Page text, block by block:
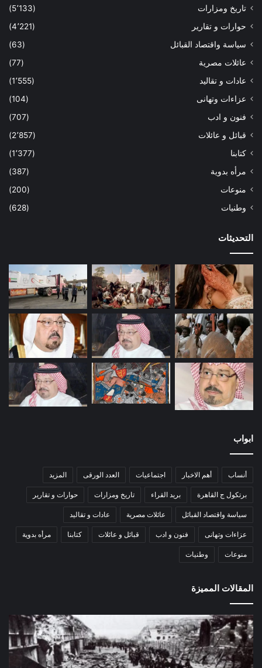
تاريخ ومزارات
(5٬133)
حوارات و تقارير
(4٬221)
سياسة واقتصاد القبائل
(63)
عائلات مصرية
(77)
عادات و تقاليد
(1٬555)
عزاءات وتهانى
(104)
فنون و ادب
(707)
قبائل و عائلات
(2٬857)
كتابنا
(1٬377)
مرأه بدوية
(387)
منوعات
(200)
وطنيات
(628)
التحديثات
ابواب
أنساب أهم الاخبار اجتماعيات العدد الورقى المزيد
برتكول ج القاهرة بريد القراء تاريخ ومزارات حوارات و تقارير
سياسة واقتصاد القبائل عائلات مصرية عادات و تقاليد
عزاءات وتهانى فنون و ادب قبائل و عائلات كتابنا مرأه بدوية
منوعات وطنيات
المقالات المميزة
مذبحة
اللد..
القصة
الكاملة